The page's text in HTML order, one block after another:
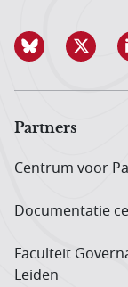
Partners
Centrum voor
Documentatie
Faculteit
Leiden